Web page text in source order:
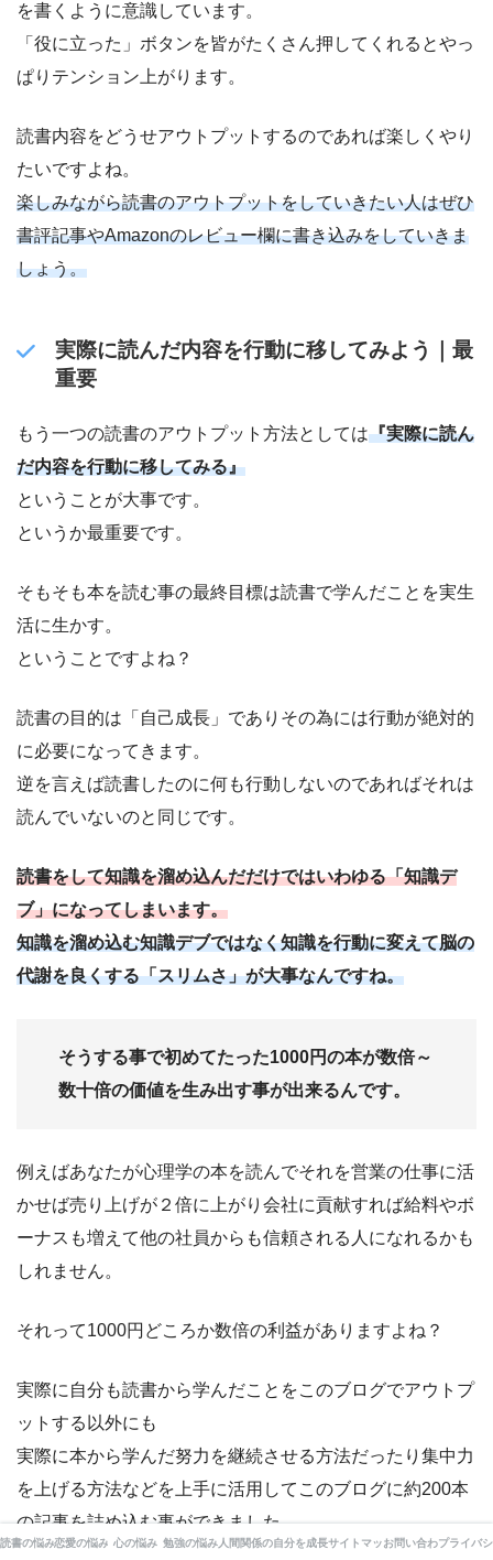
を書くように意識しています。
「役に立った」ボタンを皆がたくさん押してくれるとやっ
ぱりテンション上がります。
読書内容をどうせアウトプットするのであれば楽しくやり
たいですよね。
楽しみながら読書のアウトプットをしていきたい人はぜひ
書評記事やAmazonのレビュー欄に書き込みをしていきま
しょう。
実際に読んだ内容を行動に移してみよう｜最
重要
もう一つの読書のアウトプット方法としては『実際に読ん
だ内容を行動に移してみる』
ということが大事です。
というか最重要です。
そもそも本を読む事の最終目標は読書で学んだことを実生
活に生かす。
ということですよね？
読書の目的は「自己成長」でありその為には行動が絶対的
に必要になってきます。
逆を言えば読書したのに何も行動しないのであればそれは
読んでいないのと同じです。
読書をして知識を溜め込んだだけではいわゆる「知識デ
ブ」になってしまいます。
知識を溜め込む知識デブではなく知識を行動に変えて脳の
代謝を良くする「スリムさ」が大事なんですね。
そうする事で初めてたった1000円の本が数倍～
数十倍の価値を生み出す事が出来るんです。
例えばあなたが心理学の本を読んでそれを営業の仕事に活
かせば売り上げが２倍に上がり会社に貢献すれば給料やボ
ーナスも増えて他の社員からも信頼される人になれるかも
しれません。
それって1000円どころか数倍の利益がありますよね？
実際に自分も読書から学んだことをこのブログでアウトプ
ットする以外にも
実際に本から学んだ努力を継続させる方法だったり集中力
を上げる方法などを上手に活用してこのブログに約200本
の記事を詰め込む事ができました。
読書の悩み恋愛の悩み 心の悩み 勉強の悩み人間関係の悩み自分を成長させる心理学
サイトマップお問い合わせプライバ